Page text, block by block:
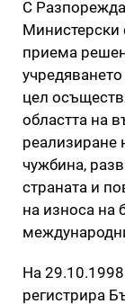
С
Министерски
приема
цел
областта на
реализиране
чужбина,
страната и
на износа на
На
регистрира